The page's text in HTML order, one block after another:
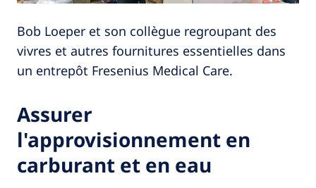
Bob Loeper et son collègue regroupant des
vivres et autres fournitures essentielles dans
un entrepôt Fresenius Medical Care.
Assurer
l'approvisionnement en
carburant et en eau